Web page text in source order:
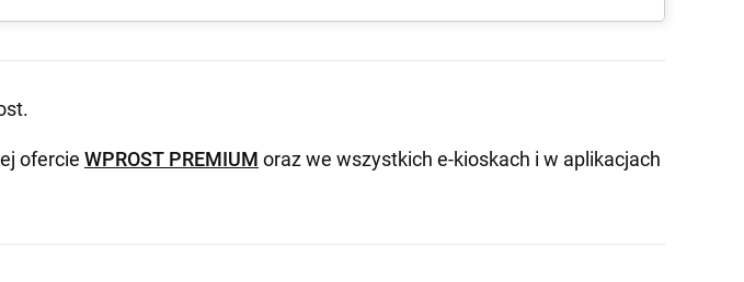
.
ofercie WPROST PREMIUM oraz we wszystkich e-kioskach i w aplikacjach